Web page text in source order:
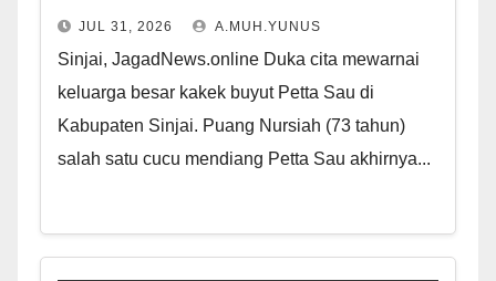
JUL 31, 2026 A.MUH.YUNUS
Sinjai, JagadNews.online Duka cita mewarnai
keluarga besar kakek buyut Petta Sau di
Kabupaten Sinjai. Puang Nursiah (73 tahun)
salah satu cucu mendiang Petta Sau akhirnya...